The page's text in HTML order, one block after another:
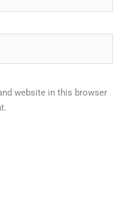
website in this browser